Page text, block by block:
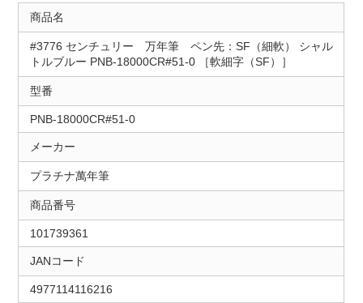
商品名
#3776 センチュリー 万年筆 ペン先：SF（細軟） シャル
トルブルー PNB-18000CR#51-0 ［軟細字（SF）］
型番
PNB-18000CR#51-0
メーカー
プラチナ萬年筆
商品番号
101739361
JANコード
4977114116216